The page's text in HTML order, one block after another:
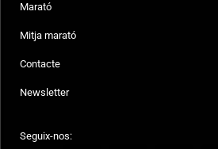
Marató
Mitja marató
Contacte
Newsletter
Seguix-nos: